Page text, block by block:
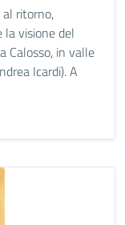
ritorno,
la visione del
Calosso, in valle
Icardi). A